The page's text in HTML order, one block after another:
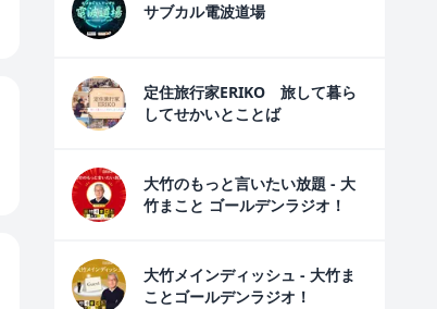
サブカル電波道場
定住旅行家ERIKO 旅して暮ら
してせかいとことば
大竹のもっと言いたい放題 - 大
竹まこと ゴールデンラジオ！
大竹メインディッシュ - 大竹ま
ことゴールデンラジオ！